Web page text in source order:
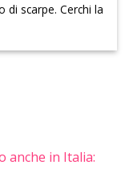
scarpe. Cerchi la
anche in Italia: